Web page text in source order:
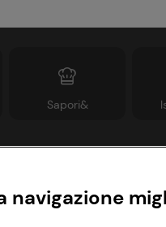
Sapori&
navigazione